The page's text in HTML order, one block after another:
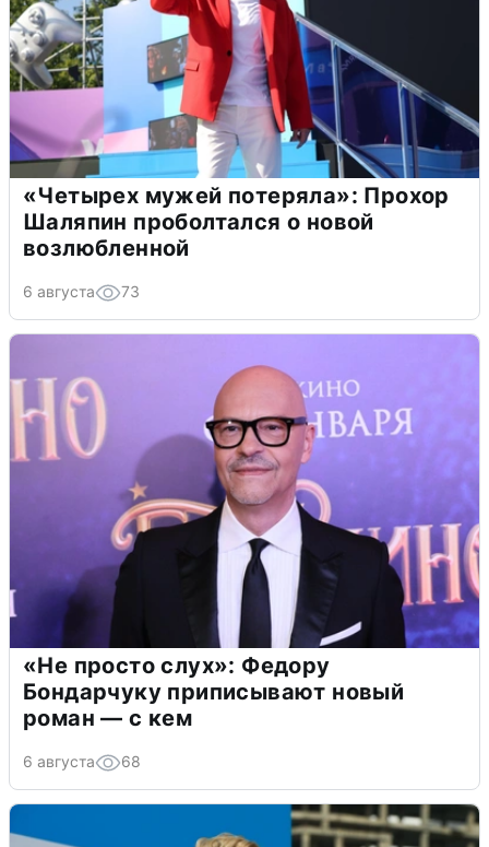
«Четырех мужей потеряла»: Прохор
Шаляпин проболтался о новой
возлюбленной
6 августа 73
«Не просто слух»: Федору
Бондарчуку приписывают новый
роман — с кем
6 августа 68